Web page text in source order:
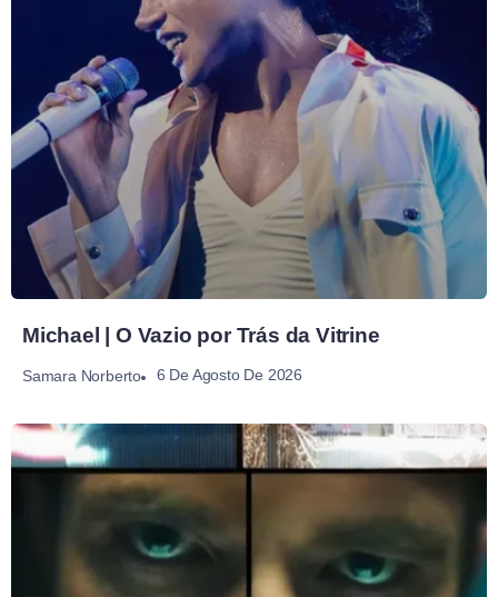
Michael | O Vazio por Trás da Vitrine
Samara Norberto 6 De Agosto De 2026